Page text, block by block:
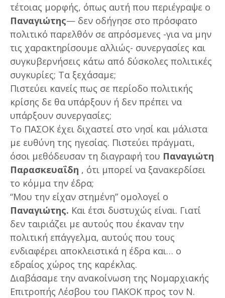
τέτοιας μορφής, όπως αυτή που περιέγραψε ο
Παναγιώτης— δεν οδήγησε στο πρόσφατο
πολιτικό παρελθόν σε απρόσμενες -για να μην
τις χαρακτηρίσουμε αλλιώς- συνεργασίες και
συγκυβερνήσεις κάτω από δύσκολες πολιτικές
συγκυρίες; Τα ξεχάσαμε;
Πιστεύει κανείς πως σε περίοδο πολιτικής
κρίσης δε θα υπάρξουν ή δεν πρέπει να
υπάρξουν συνεργασίες;
Το ΠΑΣΟΚ έχει διχαστεί στο νησί και μάλιστα
με ευθύνη της ηγεσίας. Πιστεύει πράγματι,
όσοι μεθόδευσαν τη διαγραφή του Παναγιώτη
Παρασκευαΐδη , ότι μπορεί να ξανακερδίσει
το κόμμα την έδρα;
“Μου την είχαν στημένη” ομολογεί ο
Παναγιώτης. Και έτσι δυστυχώς είναι. Γιατί
δεν ταιριάζει με αυτούς που έκαναν την
πολιτική επάγγελμα, αυτούς που τους
ενδιαφέρει αποκλειστικά η έδρα και… ο
εδραίος χώρος της καρέκλας.
Διαβάσαμε την ανακοίνωση της Νομαρχιακής
Επιτροπής Λέσβου του ΠΑΚΟΚ προς τον Ν.